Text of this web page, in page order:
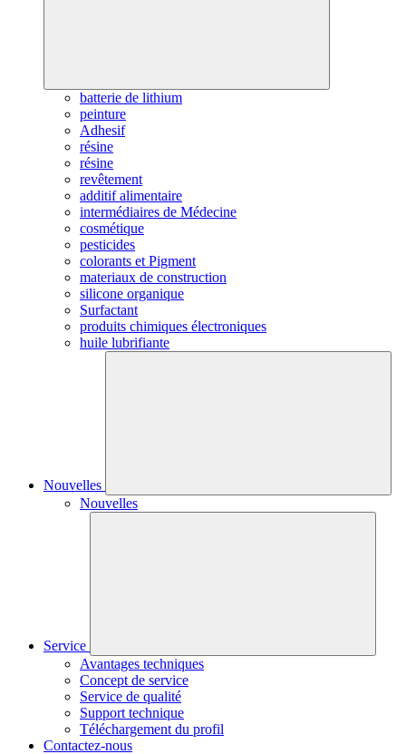
batterie de lithium
peinture
Adhesif
résine
résine
revêtement
additif alimentaire
intermédiaires de Médecine
cosmétique
pesticides
colorants et Pigment
materiaux de construction
silicone organique
Surfactant
produits chimiques électroniques
huile lubrifiante
Nouvelles
Nouvelles
Service
Avantages techniques
Concept de service
Service de qualité
Support technique
Téléchargement du profil
Contactez-nous